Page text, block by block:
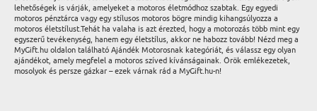
lehetőségek is várják, amelyeket a motoros életmódhoz szabtak. Egy egyedi
motoros pénztárca vagy egy stílusos motoros bögre mindig kihangsúlyozza a
motoros életstílust.Tehát ha valaha is azt érezted, hogy a motorozás több mint egy
egyszerű tevékenység, hanem egy életstílus, akkor ne habozz tovább! Nézd meg a
MyGift.hu oldalon található Ajándék Motorosnak kategóriát, és válassz egy olyan
ajándékot, amely megfelel a motoros szíved kívánságainak. Örök emlékezetek,
mosolyok és persze gázkar – ezek várnak rád a MyGift.hu-n!